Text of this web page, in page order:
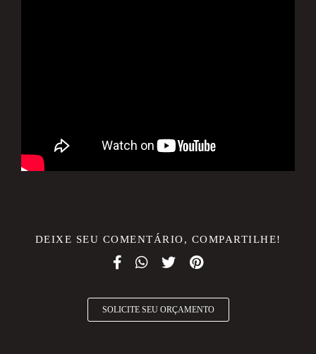
DEIXE SEU COMENTÁRIO, COMPARTILHE!
SOLICITE SEU ORÇAMENTO